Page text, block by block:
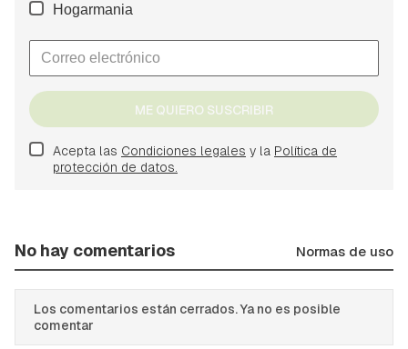
Hogarmania
ME QUIERO SUSCRIBIR
Acepta las Condiciones legales y la Política de
protección de datos.
No hay comentarios Normas de uso
Los comentarios están cerrados. Ya no es posible
comentar